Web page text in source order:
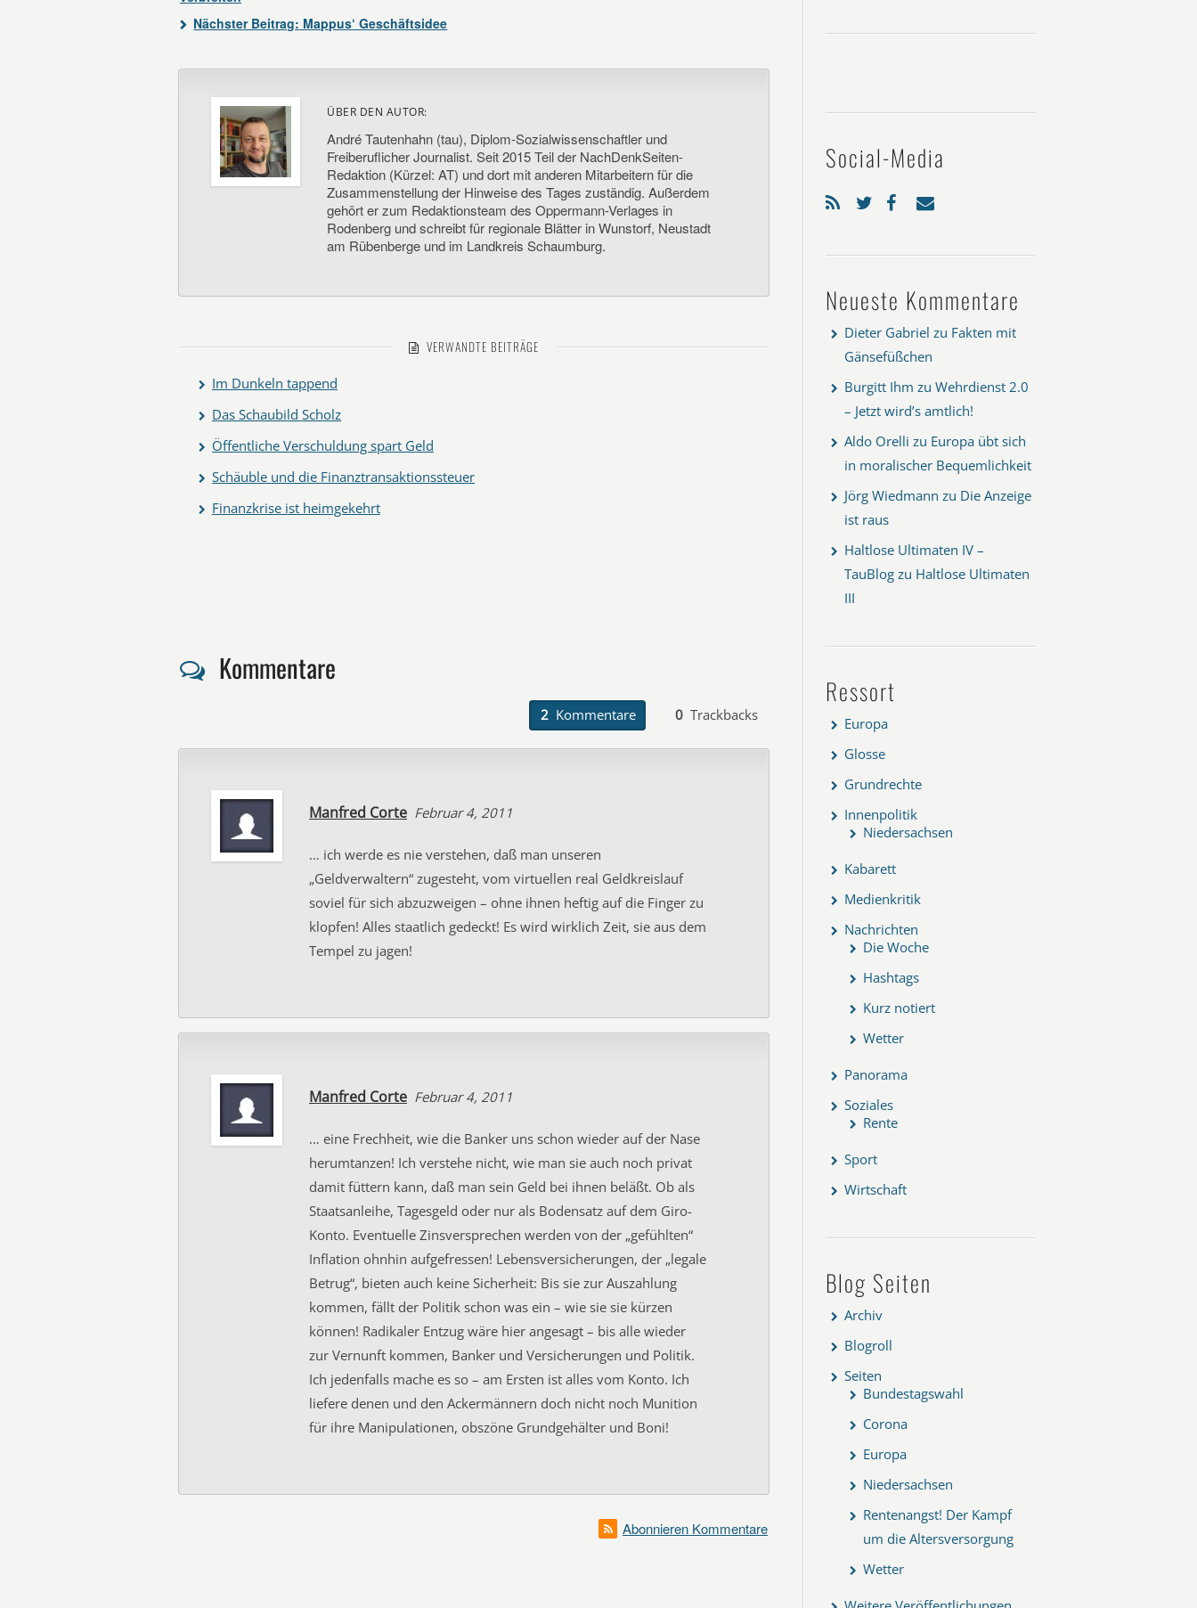
Nächster Beitrag: Mappus‘ Geschäftsidee
ÜBER DEN AUTOR:
André Tautenhahn (tau), Diplom-Sozialwissenschaftler und
Freiberuflicher Journalist. Seit 2015 Teil der NachDenkSeiten-
Redaktion (Kürzel: AT) und dort mit anderen Mitarbeitern für die
Zusammenstellung der Hinweise des Tages zuständig. Außerdem
gehört er zum Redaktionsteam des Oppermann-Verlages in
Rodenberg und schreibt für regionale Blätter in Wunstorf, Neustadt
am Rübenberge und im Landkreis Schaumburg.
VERWANDTE BEITRÄGE
Im Dunkeln tappend
Das Schaubild Scholz
Öffentliche Verschuldung spart Geld
Schäuble und die Finanztransaktionssteuer
Finanzkrise ist heimgekehrt
Kommentare
2 Kommentare 0 Trackbacks
Manfred Corte Februar 4, 2011
… ich werde es nie verstehen, daß man unseren
„Geldverwaltern“ zugesteht, vom virtuellen real Geldkreislauf
soviel für sich abzuzweigen – ohne ihnen heftig auf die Finger zu
klopfen! Alles staatlich gedeckt! Es wird wirklich Zeit, sie aus dem
Tempel zu jagen!
Manfred Corte Februar 4, 2011
… eine Frechheit, wie die Banker uns schon wieder auf der Nase
herumtanzen! Ich verstehe nicht, wie man sie auch noch privat
damit füttern kann, daß man sein Geld bei ihnen beläßt. Ob als
Staatsanleihe, Tagesgeld oder nur als Bodensatz auf dem Giro-
Konto. Eventuelle Zinsversprechen werden von der „gefühlten“
Inflation ohnhin aufgefressen! Lebensversicherungen, der „legale
Betrug“, bieten auch keine Sicherheit: Bis sie zur Auszahlung
kommen, fällt der Politik schon was ein – wie sie sie kürzen
können! Radikaler Entzug wäre hier angesagt – bis alle wieder
zur Vernunft kommen, Banker und Versicherungen und Politik.
Ich jedenfalls mache es so – am Ersten ist alles vom Konto. Ich
liefere denen und den Ackermännern doch nicht noch Munition
für ihre Manipulationen, obszöne Grundgehälter und Boni!
Abonnieren Kommentare
Social-Media
Neueste Kommentare
Dieter Gabriel zu Fakten mit
Gänsefüßchen
Burgitt Ihm zu Wehrdienst 2.0
– Jetzt wird’s amtlich!
Aldo Orelli zu Europa übt sich
in moralischer Bequemlichkeit
Jörg Wiedmann zu Die Anzeige
ist raus
Haltlose Ultimaten IV –
TauBlog zu Haltlose Ultimaten
III
Ressort
Europa
Glosse
Grundrechte
Innenpolitik
Niedersachsen
Kabarett
Medienkritik
Nachrichten
Die Woche
Hashtags
Kurz notiert
Wetter
Panorama
Soziales
Rente
Sport
Wirtschaft
Blog Seiten
Archiv
Blogroll
Seiten
Bundestagswahl
Corona
Europa
Niedersachsen
Rentenangst! Der Kampf
um die Altersversorgung
Wetter